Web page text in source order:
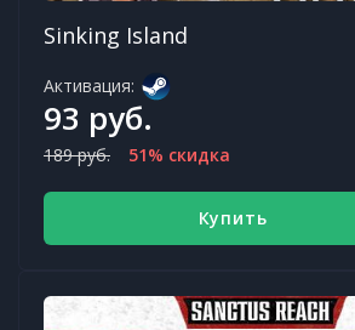
Sinking Island
Активация:
93 руб.
189 руб. 51% скидка
Купить